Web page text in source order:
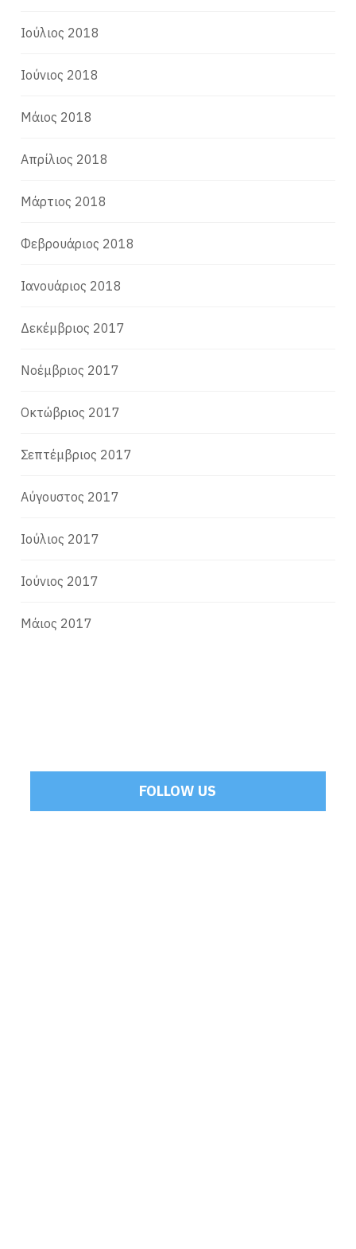
Ιούλιος 2018
Ιούνιος 2018
Μάιος 2018
Απρίλιος 2018
Μάρτιος 2018
Φεβρουάριος 2018
Ιανουάριος 2018
Δεκέμβριος 2017
Νοέμβριος 2017
Οκτώβριος 2017
Σεπτέμβριος 2017
Αύγουστος 2017
Ιούλιος 2017
Ιούνιος 2017
Μάιος 2017
FOLLOW US